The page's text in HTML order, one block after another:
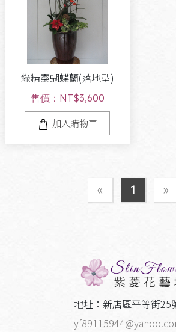
綠精靈蝴蝶蘭(落地型)
售價：NT$3,600
加入購物車
« 1 »
地址：新店區平等街25